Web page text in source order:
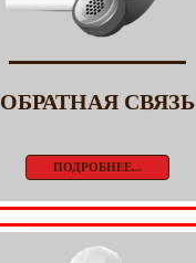
ОБРАТНАЯ СВЯЗЬ
ПОДРОБНЕЕ...